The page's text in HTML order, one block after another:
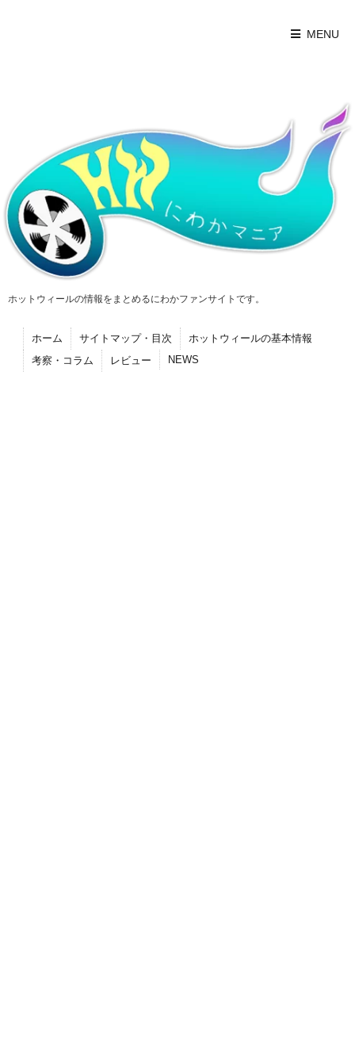
MENU
ホットウィールの情報をまとめるにわかファンサイトです。
ホーム サイトマップ・目次
ホットウィールの基本情報
考察・コラム
レビュー NEWS